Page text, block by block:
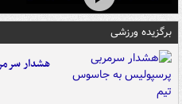
برگزیده ورزشی
هشدار